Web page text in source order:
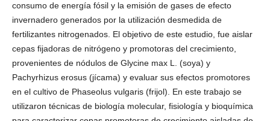
consumo de energía fósil y la emisión de gases de efecto
invernadero generados por la utilización desmedida de
fertilizantes nitrogenados. El objetivo de este estudio, fue aislar
cepas fijadoras de nitrógeno y promotoras del crecimiento,
provenientes de nódulos de Glycine max L. (soya) y
Pachyrhizus erosus (jícama) y evaluar sus efectos promotores
en el cultivo de Phaseolus vulgaris (frijol). En este trabajo se
utilizaron técnicas de biología molecular, fisiología y bioquímica